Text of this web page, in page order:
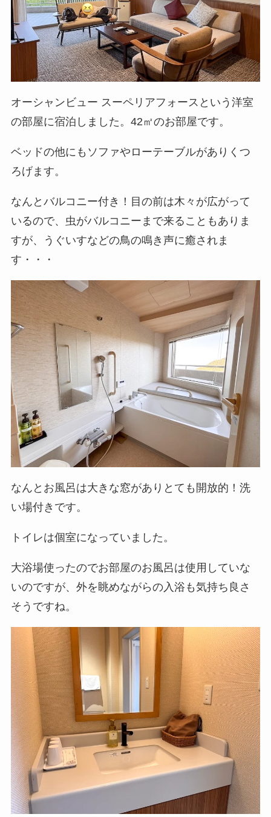
オーシャンビュー スーペリアフォースという洋室
の部屋に宿泊しました。42㎡のお部屋です。
ベッドの他にもソファやローテーブルがありくつ
ろげます。
なんとバルコニー付き！目の前は木々が広がって
いるので、虫がバルコニーまで来ることもありま
すが、うぐいすなどの鳥の鳴き声に癒されま
す・・・
なんとお風呂は大きな窓がありとても開放的！洗
い場付きです。
トイレは個室になっていました。
大浴場使ったのでお部屋のお風呂は使用していな
いのですが、外を眺めながらの入浴も気持ち良さ
そうですね。